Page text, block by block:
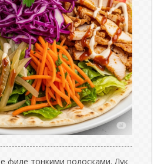
филе тонкими полосками. Лук